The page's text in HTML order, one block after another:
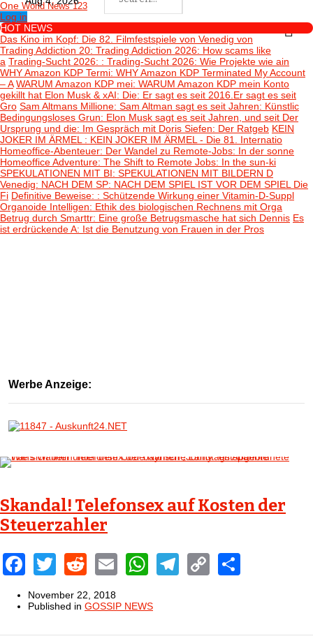
One World News 123
Log in
HOT NEWS
Das Kino im Kopf: Die 82. Filmfestspiele von Venedig von
Trading Addiction 20: Trading Addiction 2026: How scams like
a Trading-Sucht 2026: : Trading-Sucht 2026: Wie Projekte wie ain
WHY Amazon KDP Termi: WHY Amazon KDP Terminated My Account
– A WARUM Amazon KDP mei: WARUM Amazon KDP mein Konto
gekillt hat Elon Musk & xAI: Die: Er sagt es seit 2016.Er sagt es seit
Gro Sam Altmans Millione: Sam Altman sagt es seit Jahren: Künstlic
Bedingungsloses Grun: Elon Musk sagt es seit Jahren, und seit Der
Ursprung und die: Im Gespräch mit Doris Siefen: Der Ratgeb KEIN
JOKER IM ÄRMEL : KEIN JOKER IM ÄRMEL - Die 81. Internatio
Homeoffice-Abenteuer: Der Wandel zu Remote-Jobs: In der sonne
Homeoffice Adventure: The Shift to Remote Jobs: In the sun-ki
SPEKULATIONEN MIT BI: SPEKULATIONEN MIT BILDERN D
Venedig: NACH DEM SP: NACH DEM SPIEL IST VOR DEM SPIEL Die
Fi Definitive Beweise: : Schützende Wirkung einer Vitamin-D-Suppl
Organoide Intelligen: Ethik des biologischen Rechnens mit Orga
Betrug durch Smarttr: Eine große Betrugsmasche hat sich Dennis Es
ist erdrückende A: Ist die Benutzung von Frauen in der Pros
Werbe Anzeige:
Skandal! Telefonsex auf Kosten der
Steuerzahler
Facebook
TwitterRedditEmailWhatsApp
Telegram
Copy
November 22, 2018
Published in GOSSIP NEWS